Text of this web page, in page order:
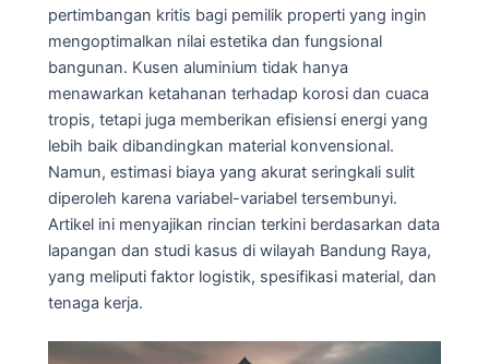
pertimbangan kritis bagi pemilik properti yang ingin
mengoptimalkan nilai estetika dan fungsional
bangunan. Kusen aluminium tidak hanya
menawarkan ketahanan terhadap korosi dan cuaca
tropis, tetapi juga memberikan efisiensi energi yang
lebih baik dibandingkan material konvensional.
Namun, estimasi biaya yang akurat seringkali sulit
diperoleh karena variabel-variabel tersembunyi.
Artikel ini menyajikan rincian terkini berdasarkan data
lapangan dan studi kasus di wilayah Bandung Raya,
yang meliputi faktor logistik, spesifikasi material, dan
tenaga kerja.